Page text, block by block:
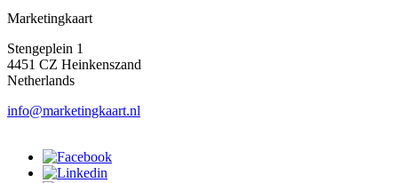
Marketingkaart
Stengeplein 1
4451 CZ Heinkenszand
Netherlands
info@marketingkaart.nl